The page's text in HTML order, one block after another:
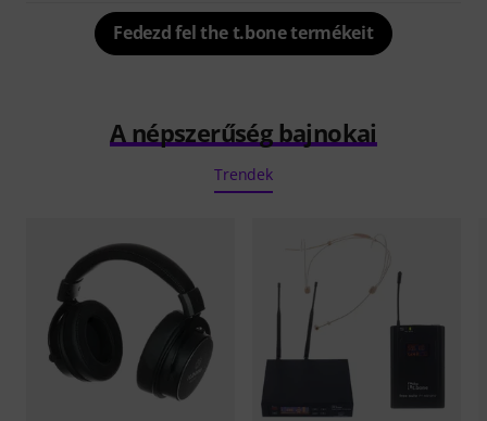
Fedezd fel the t.bone termékeit
A népszerűség bajnokai
Trendek